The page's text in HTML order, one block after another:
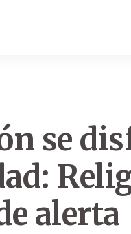
se
alerta